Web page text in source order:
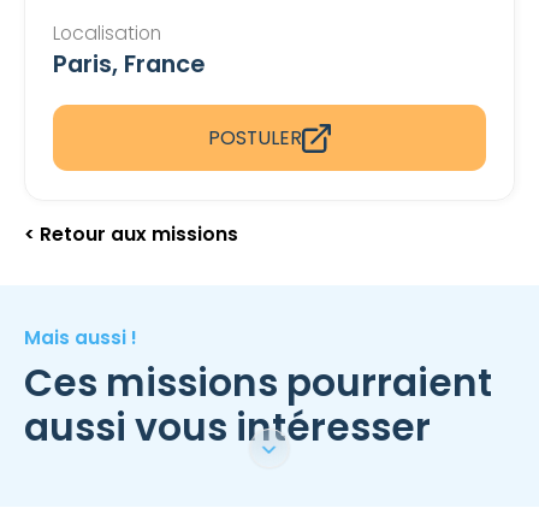
Localisation
Paris, France
POSTULER
< Retour aux missions
Mais aussi !
Ces missions pourraient
aussi vous intéresser